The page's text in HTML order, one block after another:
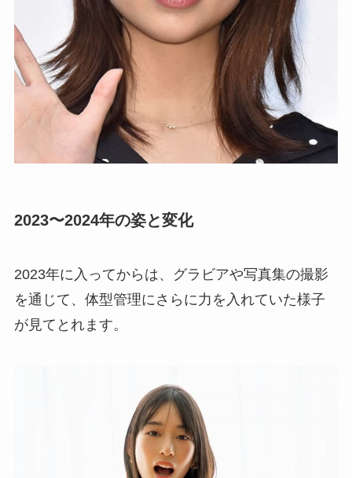
2023〜2024年の姿と変化
2023年に入ってからは、グラビアや写真集の撮影
を通じて、体型管理にさらに力を入れていた様子
が見てとれます。